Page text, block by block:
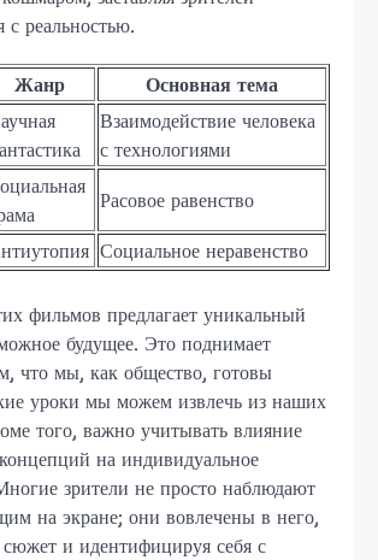
с реальностью.
Жанр
Основная тема
Взаимодействие человека
с технологиями
Расовое равенство
Социальное неравенство
фильмов предлагает уникальный
будущее. Это поднимает
что мы, как общество, готовы
уроки мы можем извлечь из наших
того, важно учитывать влияние
на индивидуальное
зрители не просто наблюдают
на экране; они вовлечены в него,
и идентифицируя себя с